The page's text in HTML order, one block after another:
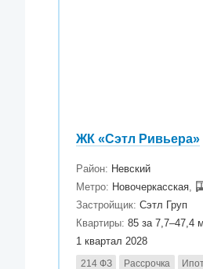
ЖК «Сэтл Ривьера»
Район: Невский
Метро: Новочеркасская,
Застройщик:Сэтл Груп
Квартиры:85 за 7,7–47,4
1 квартал 2028
214 ФЗ
Рассрочка